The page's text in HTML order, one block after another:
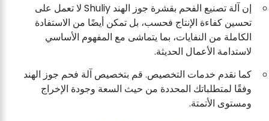
إن آلة تصنيع الفحم بقشرة جوز الهند Shuliy لا تعمل على
تحسين كفاءة الإنتاج فحسب، بل تمكن أيضًا من الاستفادة
الكاملة من النفايات، بما يتماشى مع المفهوم الأساسي
لاستدامة الأعمال الحديثة.
كما نقدم خدمات التخصيص. قم بتخصيص آلة فحم جوز الهند
وفقًا لمتطلباتك المحددة من حيث السعة وجودة الإخراج
ومستوى الأتمتة.